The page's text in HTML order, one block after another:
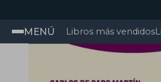
MENÚ Libros más vendidos